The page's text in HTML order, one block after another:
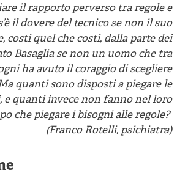
il rapporto perverso tra regole e
il dovere del tecnico se non il suo
costi quel che costi, dalla parte dei
Basaglia se non un uomo che tra
ha avuto il coraggio di scegliere
quanti sono disposti a piegare le
e quanti invece non fanno nel loro
che piegare i bisogni alle regole?
(Franco Rotelli, psichiatra)